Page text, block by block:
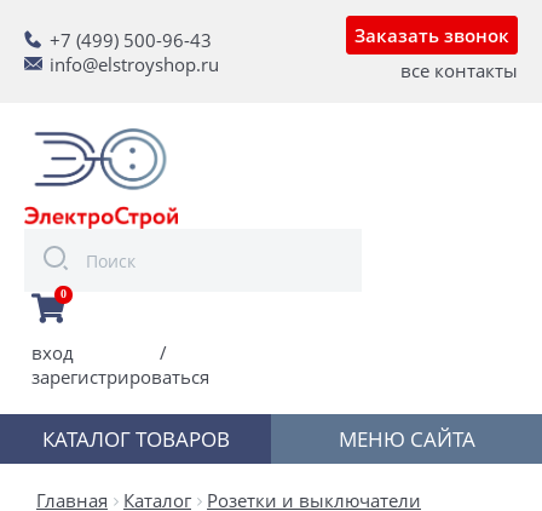
+7 (499) 500-96-43
info@elstroyshop.ru
Заказать звонок
все контакты
0
вход
/
зарегистрироваться
КАТАЛОГ ТОВАРОВ МЕНЮ САЙТА
Главная Каталог
Розетки и выключатели